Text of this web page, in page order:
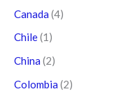
Canada (4)
Chile(1)
China (2)
Colombia (2)